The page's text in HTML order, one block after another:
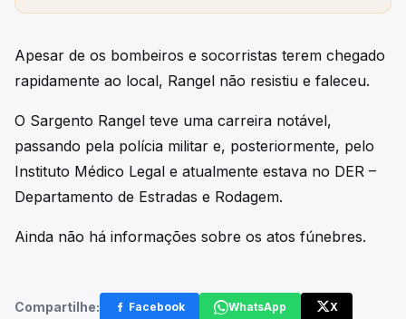
Apesar de os bombeiros e socorristas terem chegado
rapidamente ao local, Rangel não resistiu e faleceu.
O Sargento Rangel teve uma carreira notável,
passando pela polícia militar e, posteriormente, pelo
Instituto Médico Legal e atualmente estava no DER –
Departamento de Estradas e Rodagem.
Ainda não há informações sobre os atos fúnebres.
Compartilhe: Facebook WhatsApp X